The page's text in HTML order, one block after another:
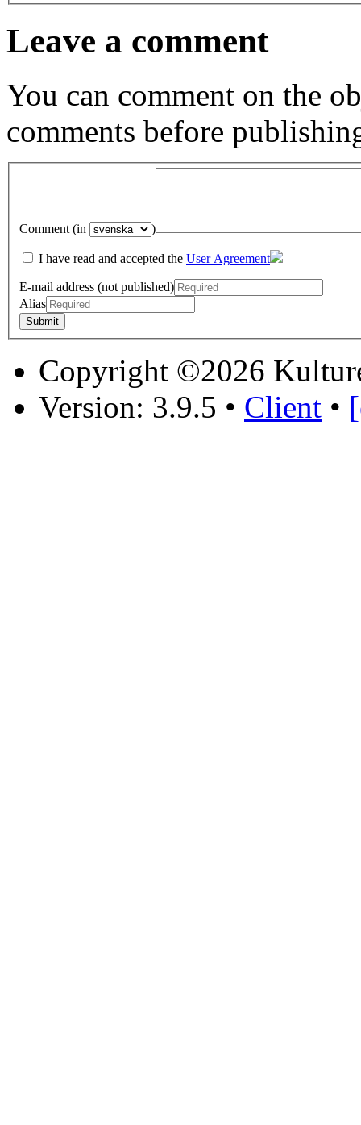
Leave a comment
You can comment on the
comments before
Comment (in )
I have read and accepted the User Agreement
E-mail address (not published)
Alias
Copyright ©2026
Version: 3.9.5 • Client •